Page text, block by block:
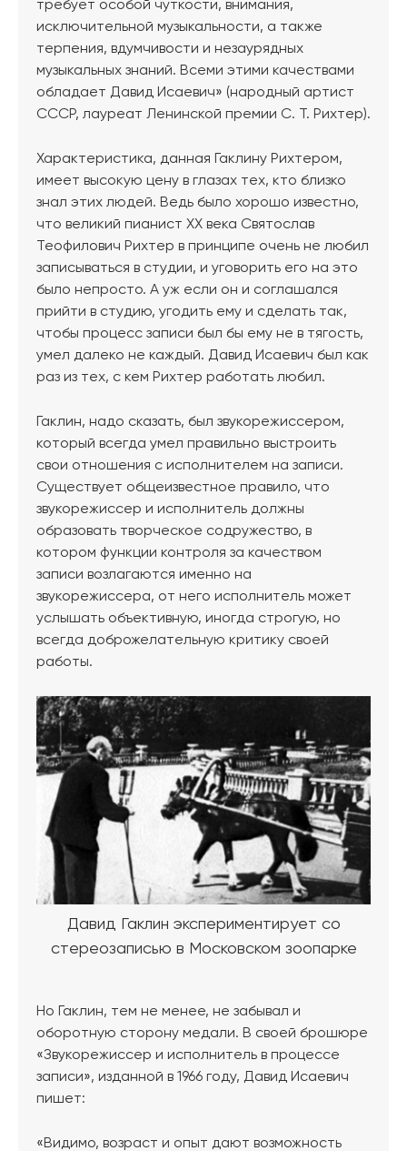
требует особой чуткости, внимания,
исключительной музыкальности, а также
терпения, вдумчивости и незаурядных
музыкальных знаний. Всеми этими качествами
обладает Давид Исаевич» (народный артист
СССР, лауреат Ленинской премии С. Т. Рихтер).
Характеристика, данная Гаклину Рихтером,
имеет высокую цену в глазах тех, кто близко
знал этих людей. Ведь было хорошо известно,
что великий пианист XX века Святослав
Теофилович Рихтер в принципе очень не любил
записываться в студии, и уговорить его на это
было непросто. А уж если он и соглашался
прийти в студию, угодить ему и сделать так,
чтобы процесс записи был бы ему не в тягость,
умел далеко не каждый. Давид Исаевич был как
раз из тех, с кем Рихтер работать любил.
Гаклин, надо сказать, был звукорежиссером,
который всегда умел правильно выстроить
свои отношения с исполнителем на записи.
Существует общеизвестное правило, что
звукорежиссер и исполнитель должны
образовать творческое содружество, в
котором функции контроля за качеством
записи возлагаются именно на
звукорежиссера, от него исполнитель может
услышать объективную, иногда строгую, но
всегда доброжелательную критику своей
работы.
Давид Гаклин экспериментирует со
стереозаписью в Московском зоопарке
Но Гаклин, тем не менее, не забывал и
оборотную сторону медали. В своей брошюре
«Звукорежиссер и исполнитель в процессе
записи», изданной в 1966 году, Давид Исаевич
пишет:
«Видимо, возраст и опыт дают возможность